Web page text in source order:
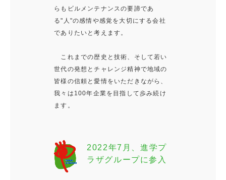
らもビルメンテナンスの要諦であ
る"人"の感情や感覚を大切にする会社
でありたいと考えます。
これまでの歴史と技術、そして若い
世代の発想とチャレンジ精神で地域の
皆様の信頼と愛情をいただきながら、
我々は100年企業を目指して歩み続け
ます。
2022年7月、進学プ
ラザグループに参入